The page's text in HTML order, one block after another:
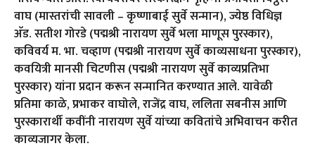
वाघ (मास्तरांची सावली – कृष्णाबाई सुर्वे सन्मान), ज्येष्ठ विधिज्ञ
अ‍ॅड. सतीश गोरडे (पद्मश्री नारायण सुर्वे भला माणूस पुरस्कार),
कविवर्य म. भा. चव्हाण (पद्मश्री नारायण सुर्वे काव्यसाधना पुरस्कार),
कवयित्री मानसी चिटणीस (पद्मश्री नारायण सुर्वे काव्यप्रतिभा
पुरस्कार) यांना प्रदान करून सन्मानित करण्यात आले. यावेळी
प्रतिमा काळे, प्रभाकर वाघोले, राजेंद्र वाघ, ललिता सबनीस आणि
पुरस्कारार्थी कवींनी नारायण सुर्वे यांच्या कवितांचे अभिवाचन करीत
काव्यजागर केला.